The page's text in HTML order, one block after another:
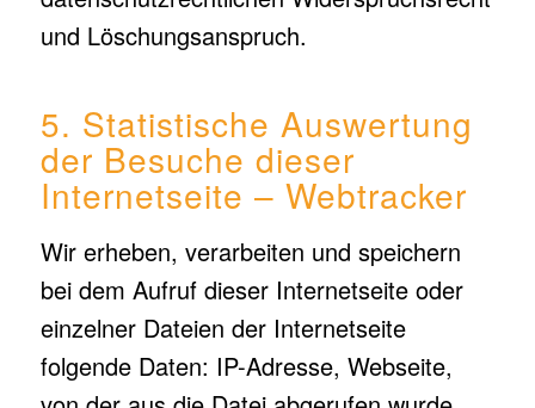
und Löschungsanspruch.
5. Statistische Auswertung
der Besuche dieser
Internetseite – Webtracker
Wir erheben, verarbeiten und speichern
bei dem Aufruf dieser Internetseite oder
einzelner Dateien der Internetseite
folgende Daten: IP-Adresse, Webseite,